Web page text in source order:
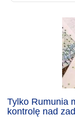
Tylko Rumunia
kontrolę nad